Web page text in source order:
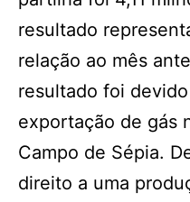
resultado
relação ao mês
resultado foi
exportação de gás
Campo de Sépia.
direito a uma